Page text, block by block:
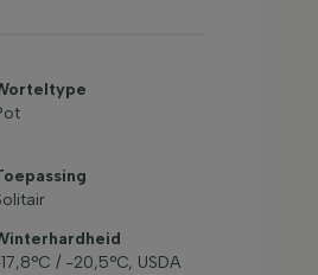
/ -20,5°C, USDA